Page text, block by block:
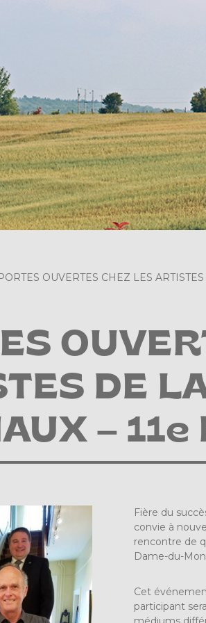
PORTES OUVERTES CHEZ LES
DE
– 11e
Fière du
convie à
rencontre de
Dame-du-
Cet
participant